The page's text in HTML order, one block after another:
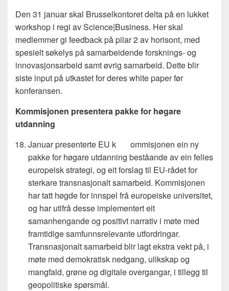
Den 31 januar skal Brusselkontoret delta på en lukket
workshop i regi av Science|Business. Her skal
medlemmer gi feedback på pilar 2 av horisont, med
spesielt søkelys på samarbeidende forsknings- og
innovasjonsarbeid samt øvrig samarbeid. Dette blir
siste input på utkastet for deres white paper før
konferansen.
Kommisjonen presentera pakke for høgare
utdanning
Januar presenterte EU k ommisjonen ein ny
pakke for høgare utdanning beståande av ein felles
europeisk strategi, og eit forslag til EU-rådet for
sterkare transnasjonalt samarbeid. Kommisjonen
har tatt høgde for innspel frå europeiske universitet,
og har utifrå desse implementert eit
samanhengande og positivt narrativ i møte med
framtidige samfunnsrelevante utfordringar.
Transnasjonalt samarbeid blir lagt ekstra vekt på, i
møte med demokratisk nedgang, ulikskap og
mangfald, grøne og digitale overgangar, i tillegg til
geopolitiske spørsmål.